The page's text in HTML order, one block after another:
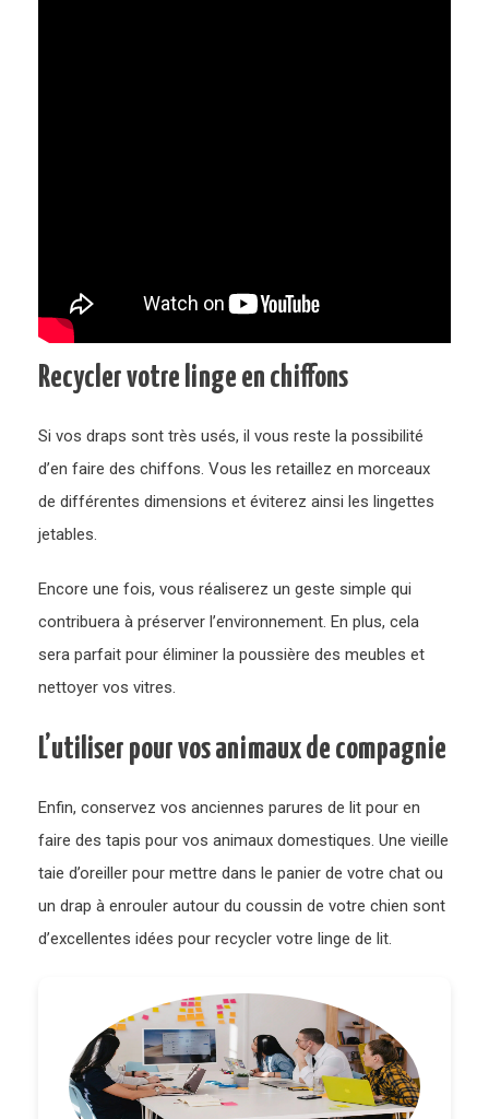
Recycler votre linge en chiffons
Si vos draps sont très usés, il vous reste la possibilité
d’en faire des chiffons. Vous les retaillez en morceaux
de différentes dimensions et éviterez ainsi les lingettes
jetables.
Encore une fois, vous réaliserez un geste simple qui
contribuera à préserver l’environnement. En plus, cela
sera parfait pour éliminer la poussière des meubles et
nettoyer vos vitres.
L’utiliser pour vos animaux de compagnie
Enfin, conservez vos anciennes parures de lit pour en
faire des tapis pour vos animaux domestiques. Une vieille
taie d’oreiller pour mettre dans le panier de votre chat ou
un drap à enrouler autour du coussin de votre chien sont
d’excellentes idées pour recycler votre linge de lit.